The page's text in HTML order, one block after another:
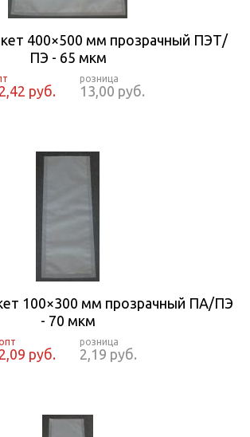
400×500 мм прозрачный ПЭТ/
ПЭ - 65 мкм
руб. 13,00 руб.
100×300 мм прозрачный ПА/ПЭ
- 70 мкм
2,09 руб. 2,19 руб.